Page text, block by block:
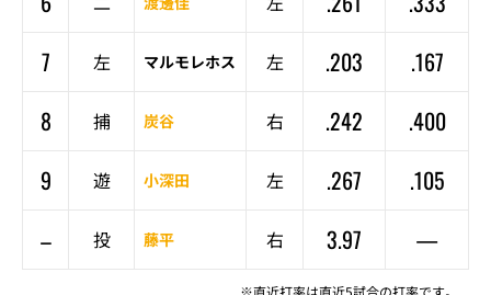
7
左 マルモレホス 左 .203
.167
8
捕 炭谷 右 .242
.400
9
遊 小深田 左 .267
.105
–
投 藤平 右 3.97 —
※直近打率は直近5試合の打率です。